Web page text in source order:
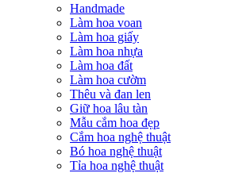
Handmade
Làm hoa voan
Làm hoa giấy
Làm hoa nhựa
Làm hoa đất
Làm hoa cườm
Thêu và đan len
Giữ hoa lâu tàn
Mẫu cắm hoa đẹp
Cắm hoa nghệ thuật
Bó hoa nghệ thuật
Tỉa hoa nghệ thuật